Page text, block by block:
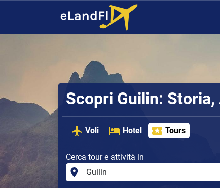
Scopri Guilin:
Voli Hotel Tours
Cerca tour e attività in